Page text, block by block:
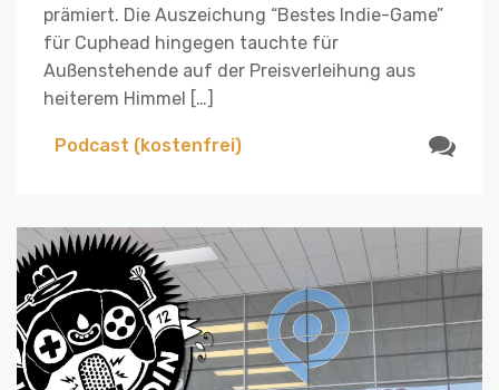
prämiert. Die Auszeichung “Bestes Indie-Game”
für Cuphead hingegen tauchte für
Außenstehende auf der Preisverleihung aus
heiterem Himmel […]
Podcast (kostenfrei)